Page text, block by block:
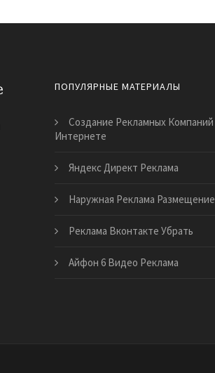
ПОПУЛЯРНЫЕ МАТЕРИАЛЫ
Создание Рекламных Компаний
Интернете
Яндекс Директ Реклама
Наружная Реклама Размещение
Реклама Вконтакте Убрать
Айфон 6 Видео Реклама